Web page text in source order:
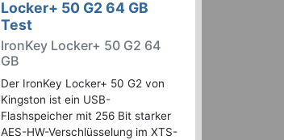
Locker+ 50 G2 64 GB
Test
IronKey Locker+ 50 G2 64
GB
Der IronKey Locker+ 50 G2 von
Kingston ist ein USB-
Flashspeicher mit 256 Bit starker
AES-HW-Verschlüsselung im XTS-